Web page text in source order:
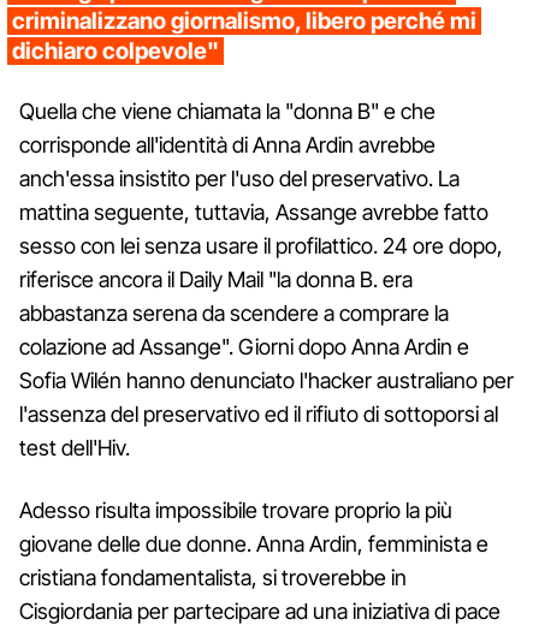
criminalizzano giornalismo, libero perché mi
dichiaro colpevole"
Quella che viene chiamata la "donna B" e che
corrisponde all'identità di Anna Ardin avrebbe
anch'essa insistito per l'uso del preservativo. La
mattina seguente, tuttavia, Assange avrebbe fatto
sesso con lei senza usare il profilattico. 24 ore dopo,
riferisce ancora il Daily Mail "la donna B. era
abbastanza serena da scendere a comprare la
colazione ad Assange". Giorni dopo Anna Ardin e
Sofia Wilén hanno denunciato l'hacker australiano per
l'assenza del preservativo ed il rifiuto di sottoporsi al
test dell'Hiv.
Adesso risulta impossibile trovare proprio la più
giovane delle due donne. Anna Ardin, femminista e
cristiana fondamentalista, si troverebbe in
Cisgiordania per partecipare ad una iniziativa di pace